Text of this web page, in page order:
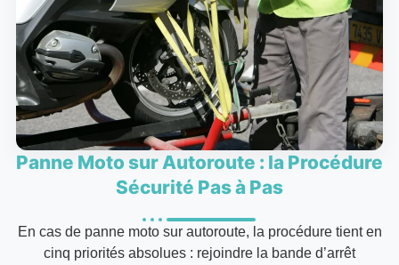
Panne Moto sur Autoroute : la Procédure
Sécurité Pas à Pas
En cas de panne moto sur autoroute, la procédure tient en
cinq priorités absolues : rejoindre la bande d’arrêt